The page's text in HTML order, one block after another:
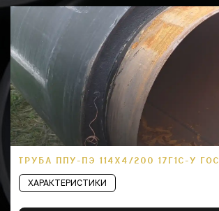
ТРУБА ППУ-ПЭ 114Х4/200 17Г1С-У
ХАРАКТЕРИСТИКИ